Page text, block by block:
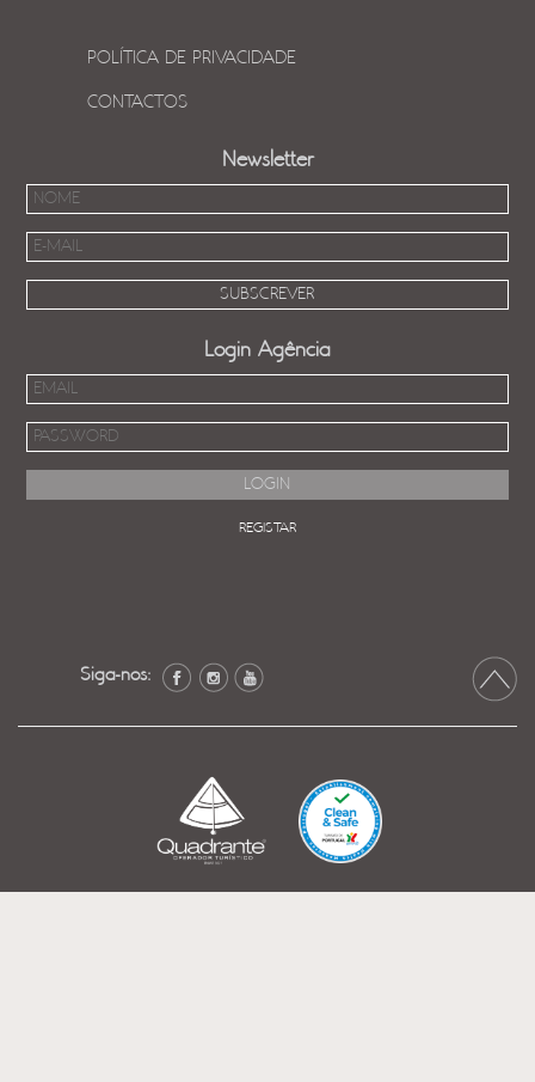
POLÍTICA DE PRIVACIDADE
CONTACTOS
Newsletter
Login Agência
REGISTAR
Siga-nos: